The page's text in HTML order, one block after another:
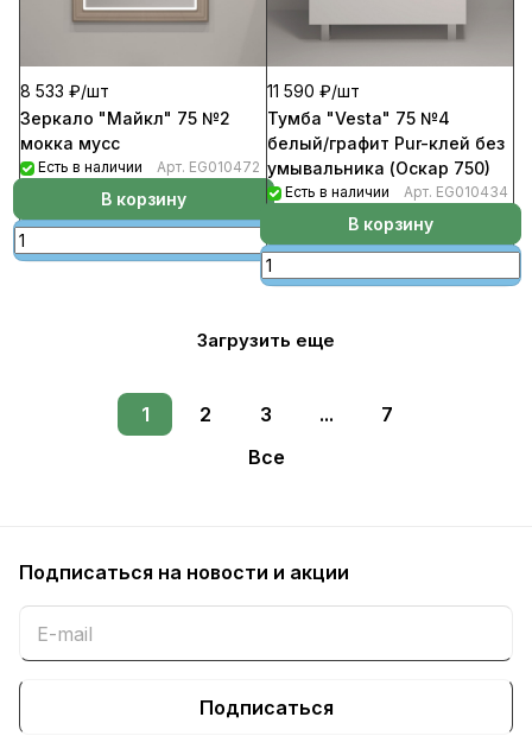
8 533 ₽/шт
Зеркало "Майкл" 75 №2
мокка мусс
Есть в наличии Арт. EG010472
В корзину
11 590 ₽/шт
Тумба "Vesta" 75 №4
белый/графит Pur-клей без
умывальника (Оскар 750)
Есть в наличии Арт. EG010434
В корзину
Загрузить еще
1 2 3 ...
7
Все
Подписаться на новости и акции
Подписаться